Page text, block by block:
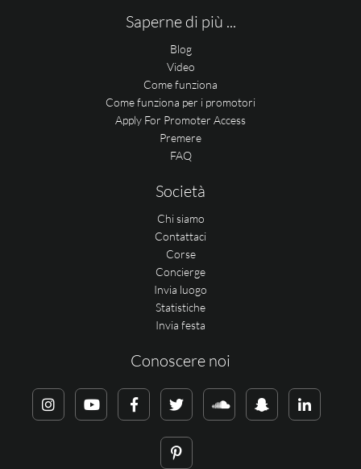
Saperne di più ...
Blog
Video
Come funziona
Come funziona per i promotori
Apply For Promoter Access
Premere
FAQ
Società
Chi siamo
Contattaci
Corse
Concierge
Invia luogo
Statistiche
Invia festa
Conoscere noi